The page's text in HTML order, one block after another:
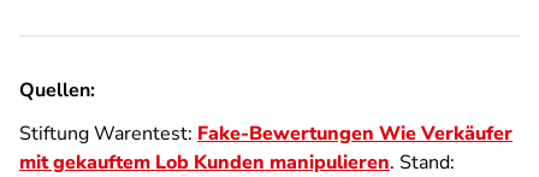
Quellen:
Stiftung Warentest: Fake-Bewertungen Wie Verkäufer
mit gekauftem Lob Kunden manipulieren. Stand: